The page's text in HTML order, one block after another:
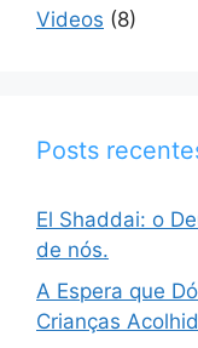
Videos (8)
Posts
El Shaddai: o
de nós.
A Espera que
Crianças